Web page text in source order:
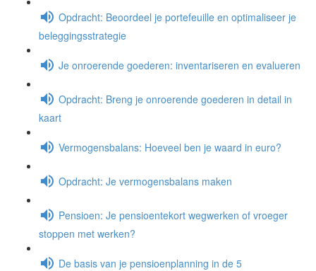
Opdracht: Beoordeel je portefeuille en optimaliseer je
beleggingsstrategie
Je onroerende goederen: inventariseren en evalueren
Opdracht: Breng je onroerende goederen in detail in
kaart
Vermogensbalans: Hoeveel ben je waard in euro?
Opdracht: Je vermogensbalans maken
Pensioen: Je pensioentekort wegwerken of vroeger
stoppen met werken?
De basis van je pensioenplanning in de 5